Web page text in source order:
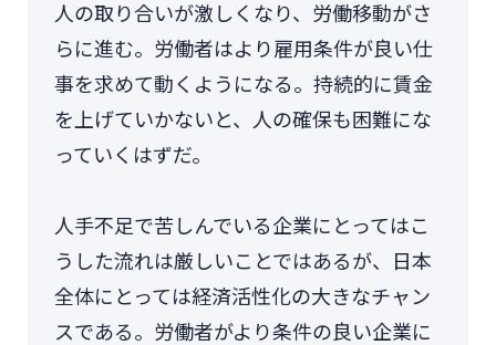
人の取り合いが激しくなり、労働移動がさ
らに進む。労働者はより雇用条件が良い仕
事を求めて動くようになる。持続的に賃金
を上げていかないと、人の確保も困難にな
っていくはずだ。
人手不足で苦しんでいる企業にとってはこ
うした流れは厳しいことではあるが、日本
全体にとっては経済活性化の大きなチャン
スである。労働者がより条件の良い企業に